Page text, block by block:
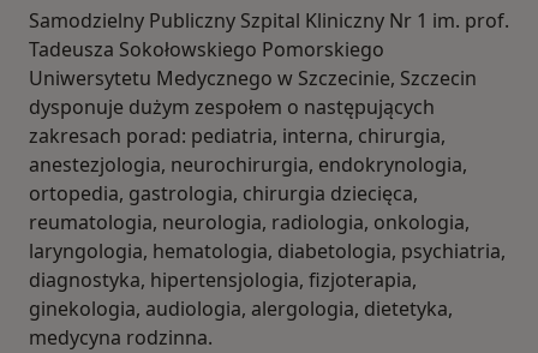
Samodzielny Publiczny Szpital Kliniczny Nr 1 im. prof.
Tadeusza Sokołowskiego Pomorskiego
Uniwersytetu Medycznego w Szczecinie, Szczecin
dysponuje dużym zespołem o następujących
zakresach porad: pediatria, interna, chirurgia,
anestezjologia, neurochirurgia, endokrynologia,
ortopedia, gastrologia, chirurgia dziecięca,
reumatologia, neurologia, radiologia, onkologia,
laryngologia, hematologia, diabetologia, psychiatria,
diagnostyka, hipertensjologia, fizjoterapia,
ginekologia, audiologia, alergologia, dietetyka,
medycyna rodzinna.